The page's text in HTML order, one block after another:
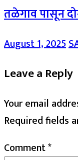
तळेगाव पासून
August 1, 2025
Leave a Reply
Your email
Required fields
Comment*